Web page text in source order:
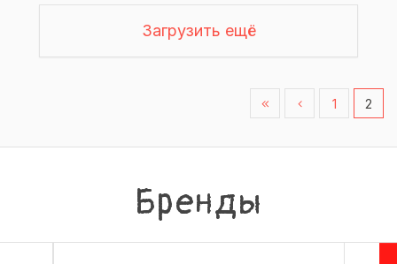
Загрузить ещё
1 2
Бренды